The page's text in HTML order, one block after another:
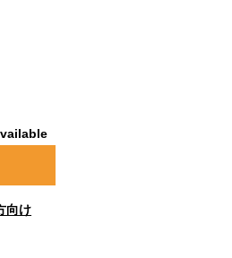
向け